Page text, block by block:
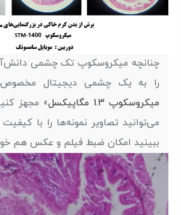
را به یک چشمی دیجیتال مخصوص
میکروسکوپ 1.3 مگاپیکسل
» مجهز
می‌توانید تصاویر نمونه‌ها را با کیفیت
ببینید امکان ضبط فیلم و عکس هم